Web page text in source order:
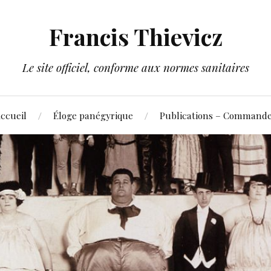
Francis Thievicz
Le site officiel, conforme aux normes sanitaires
Éloge panégyrique Publications –